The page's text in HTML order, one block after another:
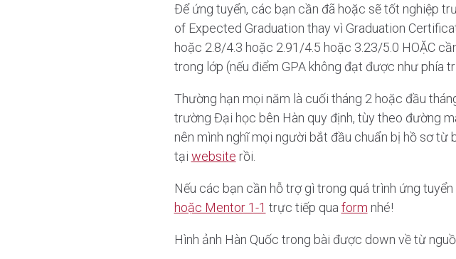
Để ứng tuyển, các bạn cần đã hoặc sẽ tốt nghiệp
of Expected Graduation thay vì Graduation
hoặc 2.8/4.3 hoặc 2.91/4.5 hoặc 3.23/5.0 HOẶC
trong lớp (nếu điểm GPA không đạt được như phía
Thường hạn mọi năm là cuối tháng 2 hoặc đầu
trường Đại học bên Hàn quy định, tùy theo đường
nên mình nghĩ mọi người bắt đầu chuẩn bị hồ sơ
tại website rồi.
Nếu các bạn cần hỗ trợ gì trong quá trình ứng
hoặc Mentor 1-1 trực tiếp qua form nhé!
Hình ảnh Hàn Quốc trong bài được down về từ